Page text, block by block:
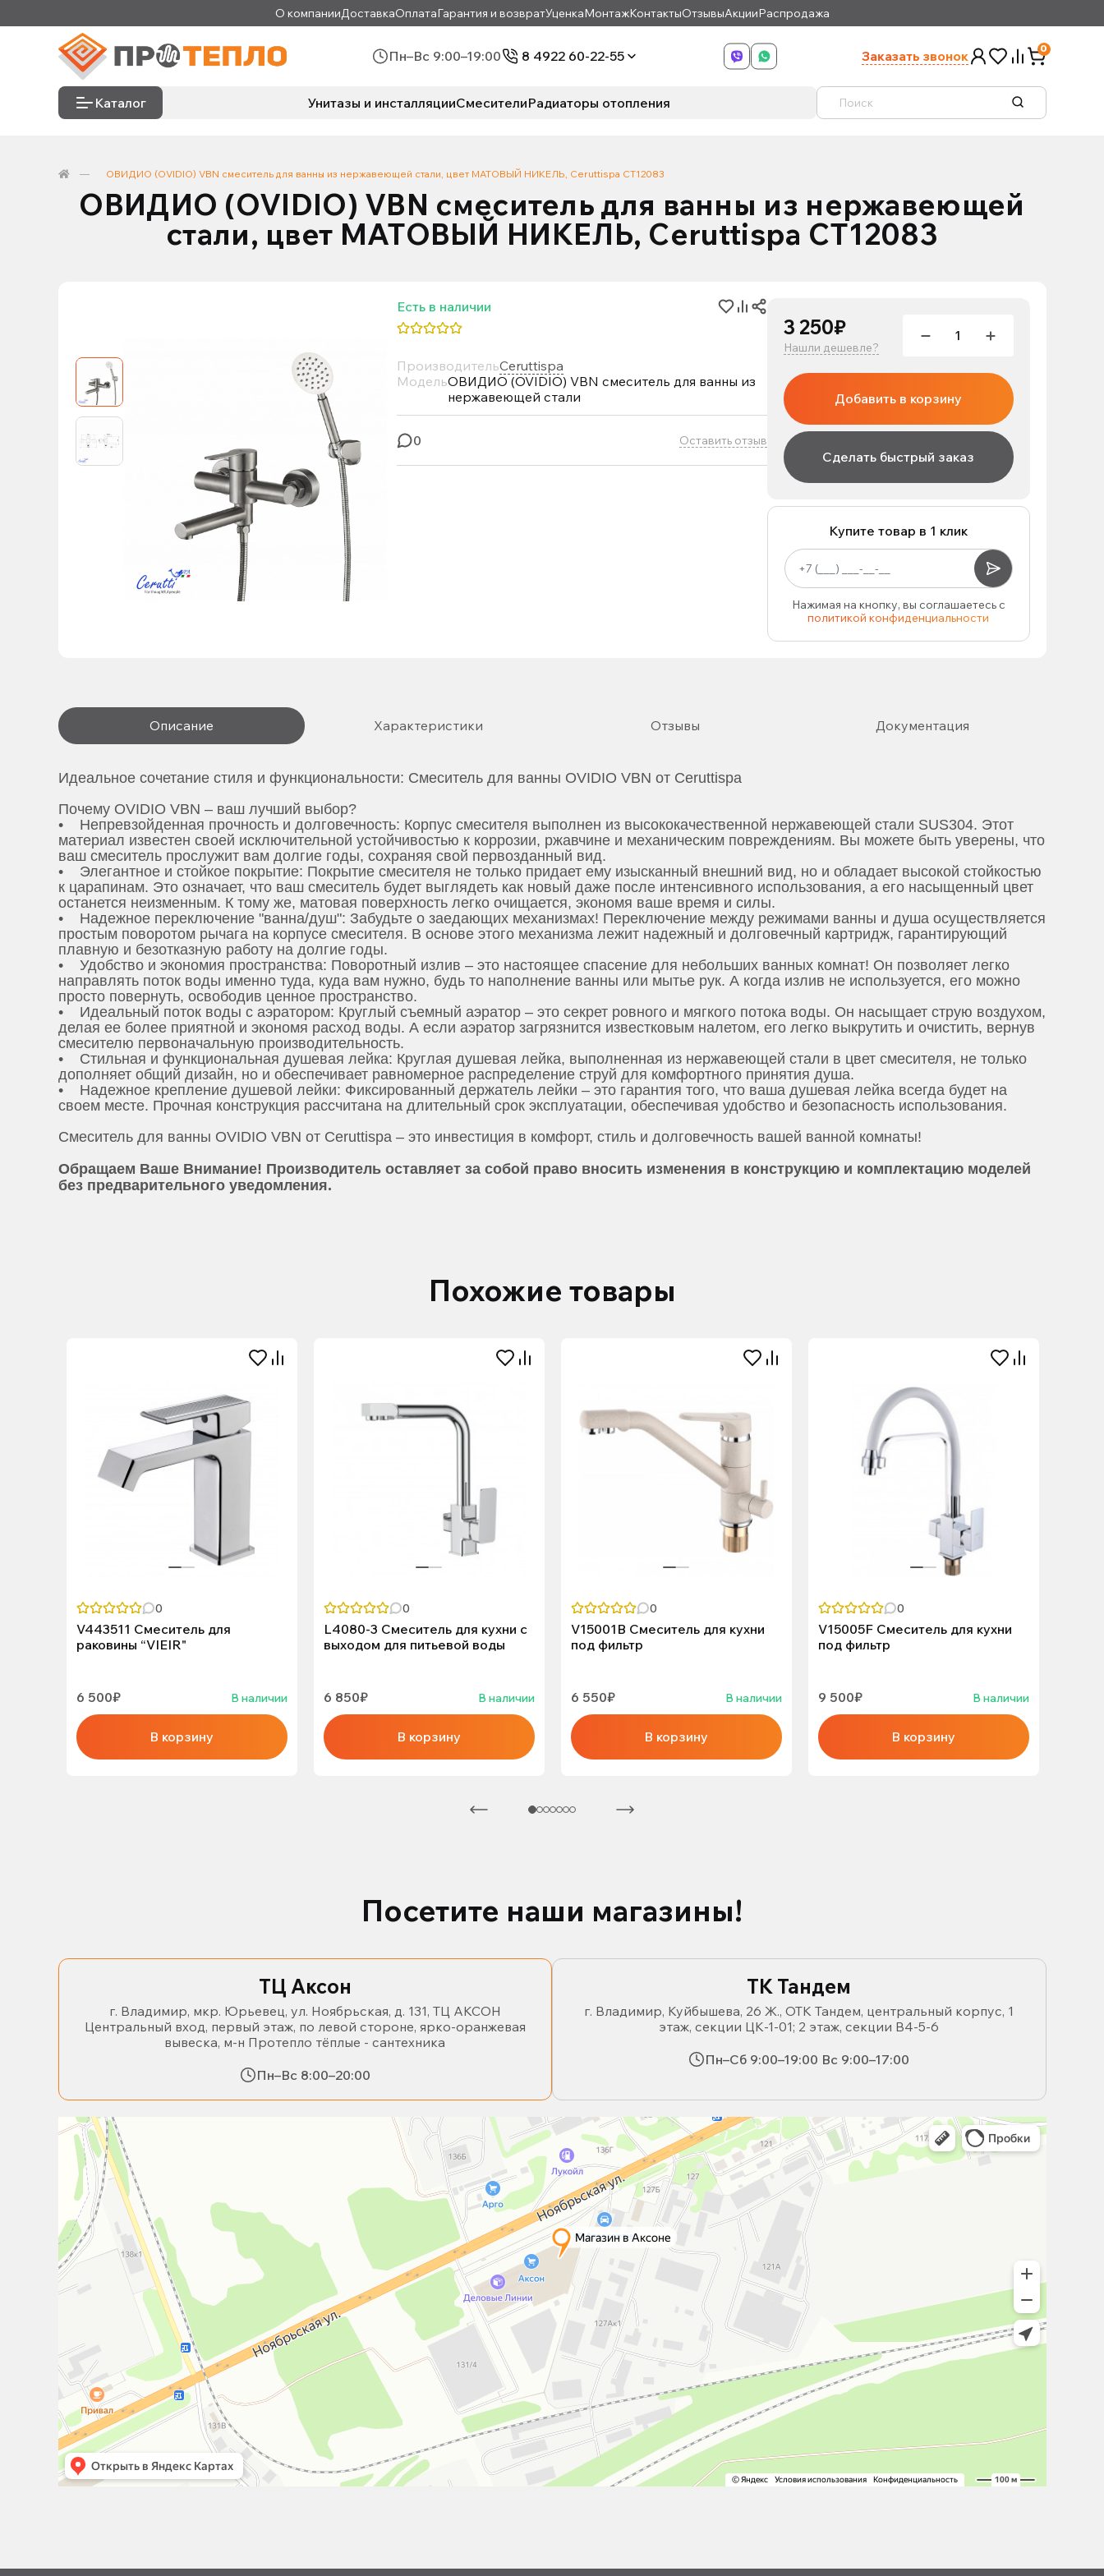
О компанииДоставкаОплатаГарантия и возвратУценкаМонтажКонтактыОтзывыАкцииРаспродажа
Пн–Вс 9:00–19:00 8 4922 60-22-55 Заказать звонок 0
Каталог Унитазы и инсталляцииСмесителиРадиаторы отопления
ОВИДИО (OVIDIO) VBN смеситель для ванны из нержавеющей стали, цвет МАТОВЫЙ НИКЕЛЬ, Ceruttispa CT12083
ОВИДИО (OVIDIO) VBN смеситель для ванны из нержавеющей
стали, цвет МАТОВЫЙ НИКЕЛЬ, Ceruttispa CT12083
Есть в наличии
ПроизводительCeruttispa
МодельОВИДИО (OVIDIO) VBN смеситель для ванны из
нержавеющей стали
0 Оставить отзыв
3 250₽
Нашли дешевле?
Добавить в корзину
Сделать быстрый заказ
Купите товар в 1 клик
Нажимая на кнопку, вы соглашаетесь с
политикой конфиденциальности
Описание Характеристики Отзывы Документация
Идеальное сочетание стиля и функциональности: Смеситель для ванны OVIDIO VBN от Ceruttispa
Почему OVIDIO VBN – ваш лучший выбор?
• Непревзойденная прочность и долговечность: Корпус смесителя выполнен из высококачественной нержавеющей стали SUS304. Этот
материал известен своей исключительной устойчивостью к коррозии, ржавчине и механическим повреждениям. Вы можете быть уверены, что
ваш смеситель прослужит вам долгие годы, сохраняя свой первозданный вид.
• Элегантное и стойкое покрытие: Покрытие смесителя не только придает ему изысканный внешний вид, но и обладает высокой стойкостью
к царапинам. Это означает, что ваш смеситель будет выглядеть как новый даже после интенсивного использования, а его насыщенный цвет
останется неизменным. К тому же, матовая поверхность легко очищается, экономя ваше время и силы.
• Надежное переключение "ванна/душ": Забудьте о заедающих механизмах! Переключение между режимами ванны и душа осуществляется
простым поворотом рычага на корпусе смесителя. В основе этого механизма лежит надежный и долговечный картридж, гарантирующий
плавную и безотказную работу на долгие годы.
• Удобство и экономия пространства: Поворотный излив – это настоящее спасение для небольших ванных комнат! Он позволяет легко
направлять поток воды именно туда, куда вам нужно, будь то наполнение ванны или мытье рук. А когда излив не используется, его можно
просто повернуть, освободив ценное пространство.
• Идеальный поток воды с аэратором: Круглый съемный аэратор – это секрет ровного и мягкого потока воды. Он насыщает струю воздухом,
делая ее более приятной и экономя расход воды. А если аэратор загрязнится известковым налетом, его легко выкрутить и очистить, вернув
смесителю первоначальную производительность.
• Стильная и функциональная душевая лейка: Круглая душевая лейка, выполненная из нержавеющей стали в цвет смесителя, не только
дополняет общий дизайн, но и обеспечивает равномерное распределение струй для комфортного принятия душа.
• Надежное крепление душевой лейки: Фиксированный держатель лейки – это гарантия того, что ваша душевая лейка всегда будет на
своем месте. Прочная конструкция рассчитана на длительный срок эксплуатации, обеспечивая удобство и безопасность использования.
Смеситель для ванны OVIDIO VBN от Ceruttispa – это инвестиция в комфорт, стиль и долговечность вашей ванной комнаты!
Обращаем Ваше Внимание! Производитель оставляет за собой право вносить изменения в конструкцию и комплектацию моделей
без предварительного уведомления.
Похожие товары
0
V443511 Смеситель для
раковины “VIEIR"
6 500₽ В наличии
В корзину
0
L4080-3 Смеситель для кухни с
выходом для питьевой воды
6 850₽ В наличии
В корзину
0
V15001B Смеситель для кухни
под фильтр
6 550₽ В наличии
В корзину
0
V15005F Смеситель для кухни
под фильтр
9 500₽ В наличии
В корзину
Посетите наши магазины!
ТЦ Аксон
г. Владимир, мкр. Юрьевец, ул. Ноябрьская, д. 131, ТЦ АКСОН
Центральный вход, первый этаж, по левой стороне, ярко-оранжевая
вывеска, м-н Протепло тёплые - сантехника
Пн–Вс 8:00–20:00
ТК Тандем
г. Владимир, Куйбышева, 26 Ж., ОТК Тандем, центральный корпус, 1
этаж, секции ЦК-1-01; 2 этаж, секции В4-5-6
Пн–Сб 9:00–19:00 Вс 9:00–17:00